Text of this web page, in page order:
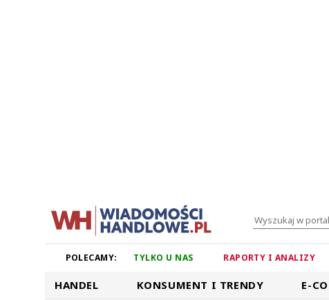
POLECAMY: TYLKO U NAS RAPORTY I ANALIZY
HANDEL KONSUMENT I TRENDY E-